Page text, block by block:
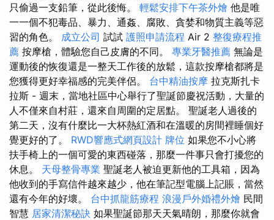
只偷過一支鉛筆，從此後悔。 輕鬆安排下午茶外燴 他是唯
一一個不犯毒品、暴力、通姦、腐敗、貪婪和物質主義等惡
習的角色。 成立公司 試試 護照申請流程 Air 2 整復療程推
薦 按摩槍，體驗您自己皮膚的不同。 專業牙醫推薦 無論是
運動後的恢復還是一整天工作後的放鬆，這款按摩槍都將是
您獲得更好幸福感的完美伴侶。 台中精油按摩 拉克斯扎卡
拉斯 - 週末，當地社區中心舉行了聖誕節慶祝活動，大量的
人不僅來自村莊，還來自周圍的定居點。 聖誕老人過後的
第二天，沒有什麼比一大杯熱紅酒和在溫暖的房間裡睡個好
覺更好的了。 RWD響應式網頁設計 牌位 如果您不小心將
扶手椅上的一個可愛的東西碰落，那麼一件事只會打擾您的
休息。 天母整骨專業 聖誕老人被迫更新他的工具箱，因為
他收到的手寫信件越來越少，他在筆記型電腦上記賬，當然
還有今年的好壞。 台中抓龍筋療程 浪漫戶外婚禮外燴 民間
智慧 居家清潔秘訣 如果聖誕節那天天氣晴朗，那麼你就會